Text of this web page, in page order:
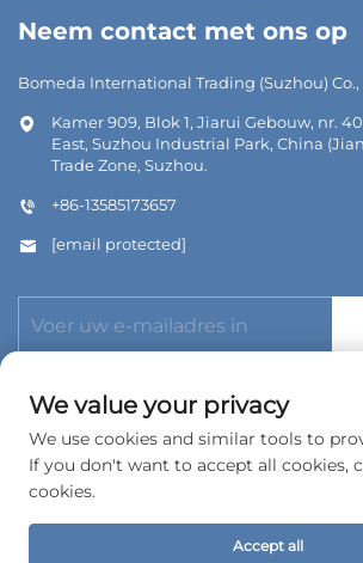
Neem contact met ons op
Bomeda International Trading (Suzhou) Co.,
Kamer 909, Blok 1, Jiarui Gebouw, nr.
East, Suzhou Industrial Park, China
Trade Zone, Suzhou.
+86-13585173657
[email protected]
Copyright © 2026 Bomeda International
Privacybeleid
We value your privacy
We use cookies and similar tools to
If you don't want to accept all cookies,
cookies.
Accept all